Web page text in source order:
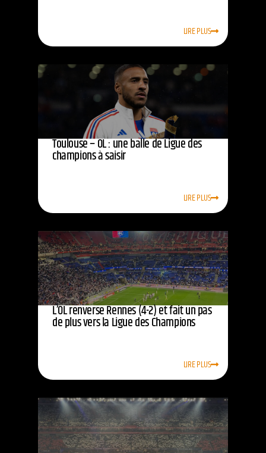
LIRE PLUS
Toulouse – OL : une balle de Ligue des
champions à saisir
LIRE PLUS
L’OL renverse Rennes (4-2) et fait un pas
de plus vers la Ligue des Champions
LIRE PLUS